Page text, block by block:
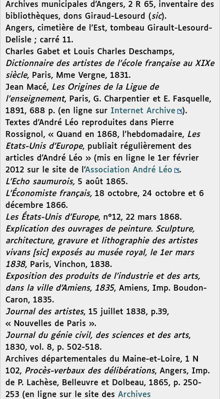
Archives municipales d’Angers, 2 R 65, inventaire des
bibliothèques, dons Giraud-Lesourd (sic).
Angers, cimetière de l’Est, tombeau Girault-Lesourd-
Delisle ; carré 11.
Charles Gabet et Louis Charles Deschamps,
Dictionnaire des artistes de l’école française au XIXe
siècle, Paris, Mme Vergne, 1831.
Jean Macé, Les Origines de la Ligue de
l’enseignement, Paris, G. Charpentier et E. Fasquelle,
1891, 688 p. (en ligne sur Internet Archive
).
Textes d’André Léo reproduites dans Pierre
Rossignol, « Quand en 1868, l’hebdomadaire, Les
Etats-Unis d’Europe, publiait régulièrement des
articles d’André Léo » (mis en ligne le 1er février
2012 sur le site de l’Association André Léo
.
L’Echo saumurois, 5 août 1865.
L’Économiste français, 18 octobre, 24 octobre et 6
décembre 1866.
Les États-Unis d’Europe, n°12, 22 mars 1868.
Explication des ouvrages de peinture. Sculpture,
architecture, gravure et lithographie des artistes
vivans [sic] exposés au musée royal, le 1er mars
1838, Paris, Vinchon, 1838.
Exposition des produits de l’industrie et des arts,
dans la ville d’Amiens, 1835, Amiens, Imp. Boudon-
Caron, 1835.
Journal des artistes, 15 juillet 1838, p.39,
« Nouvelles de Paris ».
Journal du génie civil, des sciences et des arts,
1830, vol. 8, p. 502-518.
Archives départementales du Maine-et-Loire, 1 N
102, Procès-verbaux des délibérations, Angers, Imp.
de P. Lachèse, Belleuvre et Dolbeau, 1865, p. 250-
253 (en ligne sur le site des Archives